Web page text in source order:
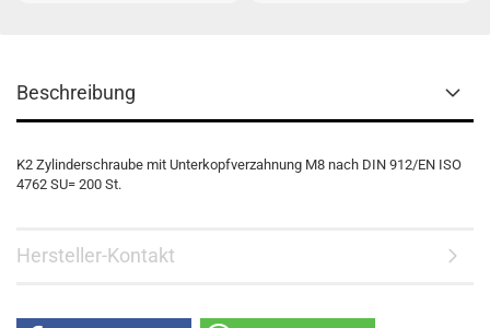
Beschreibung
K2 Zylinderschraube mit Unterkopfverzahnung M8 nach DIN 912/EN ISO
4762 SU= 200 St.
Hersteller-Kontakt